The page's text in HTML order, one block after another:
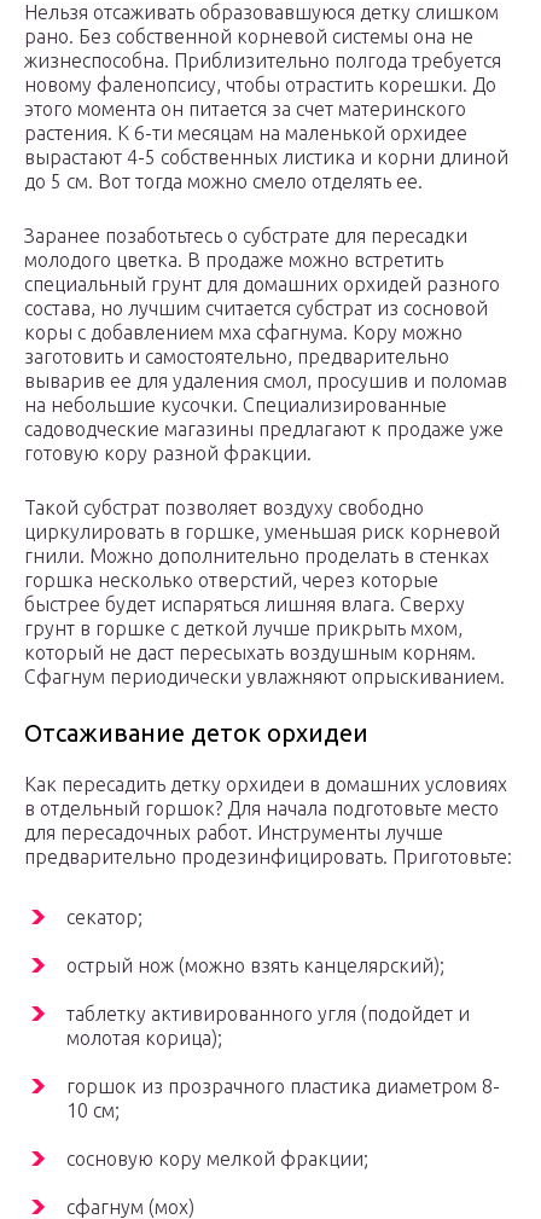
Нельзя отсаживать образовавшуюся детку слишком
рано. Без собственной корневой системы она не
жизнеспособна. Приблизительно полгода требуется
новому фаленопсису, чтобы отрастить корешки. До
этого момента он питается за счет материнского
растения. К 6-ти месяцам на маленькой орхидее
вырастают 4-5 собственных листика и корни длиной
до 5 см. Вот тогда можно смело отделять ее.
Заранее позаботьтесь о субстрате для пересадки
молодого цветка. В продаже можно встретить
специальный грунт для домашних орхидей разного
состава, но лучшим считается субстрат из сосновой
коры с добавлением мха сфагнума. Кору можно
заготовить и самостоятельно, предварительно
выварив ее для удаления смол, просушив и поломав
на небольшие кусочки. Специализированные
садоводческие магазины предлагают к продаже уже
готовую кору разной фракции.
Такой субстрат позволяет воздуху свободно
циркулировать в горшке, уменьшая риск корневой
гнили. Можно дополнительно проделать в стенках
горшка несколько отверстий, через которые
быстрее будет испаряться лишняя влага. Сверху
грунт в горшке с деткой лучше прикрыть мхом,
который не даст пересыхать воздушным корням.
Сфагнум периодически увлажняют опрыскиванием.
Отсаживание деток орхидеи
Как пересадить детку орхидеи в домашних условиях
в отдельный горшок? Для начала подготовьте место
для пересадочных работ. Инструменты лучше
предварительно продезинфицировать. Приготовьте:
секатор;
острый нож (можно взять канцелярский);
таблетку активированного угля (подойдет и
молотая корица);
горшок из прозрачного пластика диаметром 8-
10 см;
сосновую кору мелкой фракции;
сфагнум (мох)